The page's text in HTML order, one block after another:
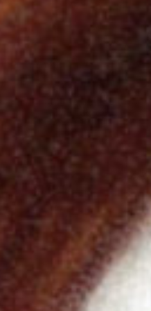
Cantante y